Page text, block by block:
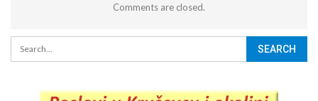
Comments are closed.